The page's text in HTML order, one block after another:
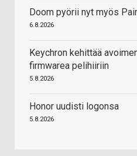
Doom pyörii nyt myös
6.8.2026
Keychron kehittää
firmwarea pelihiiriin
5.8.2026
Honor uudisti logonsa
5.8.2026